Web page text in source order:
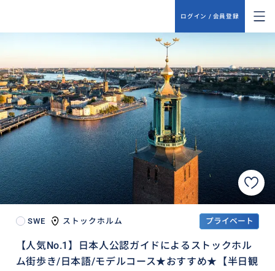
ログイン / 会員登録
SWE ストックホルム プライベート
【人気No.1】日本人公認ガイドによるストックホル
ム街歩き/日本語/モデルコース★おすすめ★【半日観